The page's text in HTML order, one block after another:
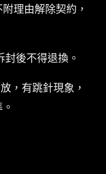
理由解除契約，
封後不得退換。
，有跳針現象，